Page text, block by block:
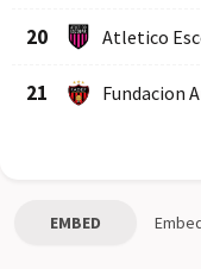
20 Atletico
21 Fundacion
EMBED